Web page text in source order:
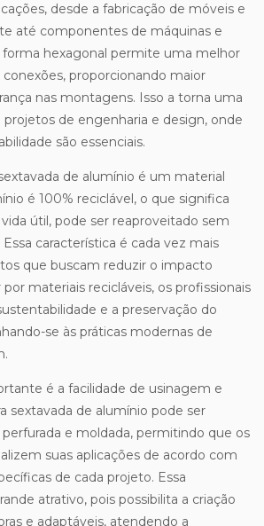
desde a fabricação de móveis e
até componentes de máquinas e
forma hexagonal permite uma melhor
proporcionando maior
nas montagens. Isso a torna uma
de engenharia e design, onde
são essenciais.
de alumínio é um material
é 100% reciclável, o que significa
útil, pode ser reaproveitado sem
característica é cada vez mais
que buscam reduzir o impacto
materiais recicláveis, os profissionais
e a preservação do
se às práticas modernas de
é a facilidade de usinagem e
sextavada de alumínio pode ser
e moldada, permitindo que os
suas aplicações de acordo com
de cada projeto. Essa
atrativo, pois possibilita a criação
e adaptáveis, atendendo a